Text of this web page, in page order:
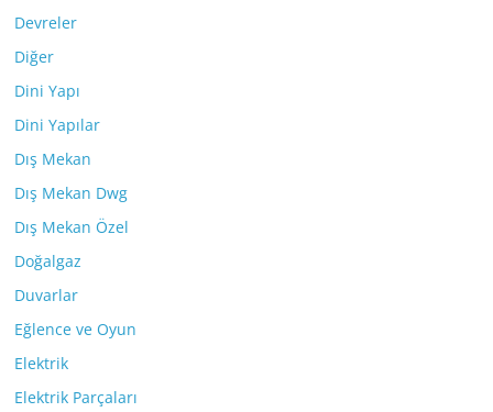
Devreler
Diğer
Dini Yapı
Dini Yapılar
Dış Mekan
Dış Mekan Dwg
Dış Mekan Özel
Doğalgaz
Duvarlar
Eğlence ve Oyun
Elektrik
Elektrik Parçaları